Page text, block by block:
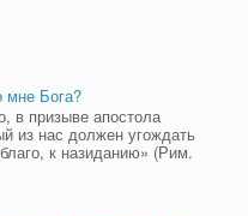
мне Бога?
в призыве апостола
из нас должен угождать
к назиданию» (Рим.